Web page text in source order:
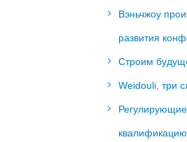
Вэньчжоу
развития
Строим
Weidouli, три